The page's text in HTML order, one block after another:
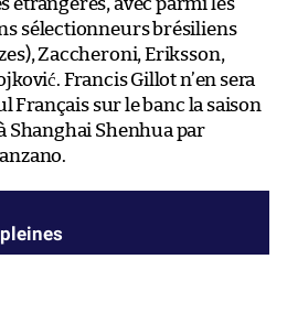
sélectionneurs brésiliens
Zaccheroni, Eriksson,
Francis Gillot n’en sera
Français sur le banc la saison
Shanghai Shenhua par